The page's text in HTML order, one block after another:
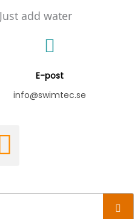
E-post
info@swimtec.se